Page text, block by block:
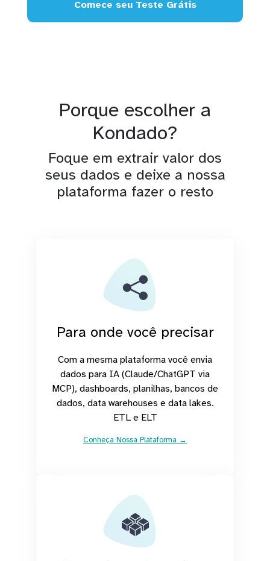
Comece seu Teste Grátis
Porque escolher a
Kondado?
Foque em extrair valor dos
seus dados e deixe a nossa
plataforma fazer o resto
Para onde você precisar
Com a mesma plataforma você envia
dados para IA (Claude/ChatGPT via
MCP), dashboards, planilhas, bancos de
dados, data warehouses e data lakes.
ETL e ELT
Conheça Nossa Plataforma →